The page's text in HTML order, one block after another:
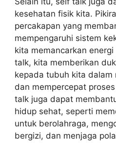
kesehatan fisik kita.
percakapan yang
mempengaruhi sistem
kita memancarkan
talk, kita memberikan
kepada tubuh kita dalam
dan mempercepat
talk juga dapat
hidup sehat, seperti
untuk berolahraga,
bergizi, dan menjaga